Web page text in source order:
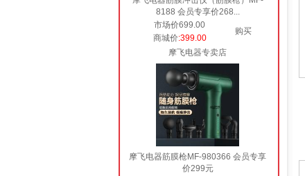
8188 会员专享价268...
市场价699.00
购买
商城价:399.00
摩飞电器专卖店
摩飞电器筋膜枪MF-980366 会员专享
价299元